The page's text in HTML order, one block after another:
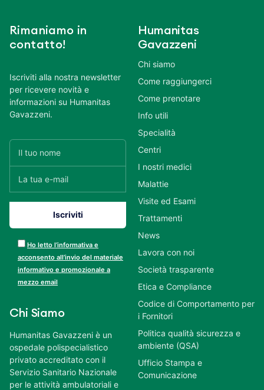
Rimaniamo in
contatto!
Iscriviti alla nostra newsletter
per ricevere novità e
informazioni su Humanitas
Gavazzeni.
Ho letto l’informativa e
acconsento all’invio del materiale
informativo e promozionale a
mezzo email
Chi Siamo
Humanitas Gavazzeni è un
ospedale polispecialistico
privato accreditato con il
Servizio Sanitario Nazionale
per le attività ambulatoriali e
Humanitas
Gavazzeni
Chi siamo
Come raggiungerci
Come prenotare
Info utili
Specialità
Centri
I nostri medici
Malattie
Visite ed Esami
Trattamenti
News
Lavora con noi
Società trasparente
Etica e Compliance
Codice di Comportamento per
i Fornitori
Politica qualità sicurezza e
ambiente (QSA)
Ufficio Stampa e
Comunicazione